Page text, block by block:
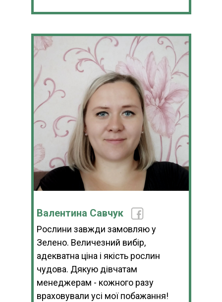
Валентина Савчук
Рослини завжди замовляю у
Зелено. Величезний вибір,
адекватна ціна і якість рослин
чудова. Дякую дівчатам
менеджерам - кожного разу
враховували усі мої побажання!